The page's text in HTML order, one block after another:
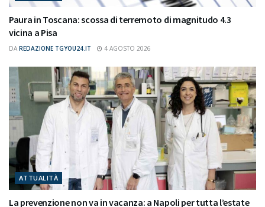
Paura in Toscana: scossa di terremoto di magnitudo 4.3
vicina a Pisa
DA REDAZIONE TGYOU24.IT 4 AGOSTO 2026
ATTUALITÀ
La prevenzione non va in vacanza: a Napoli per tutta l’estate